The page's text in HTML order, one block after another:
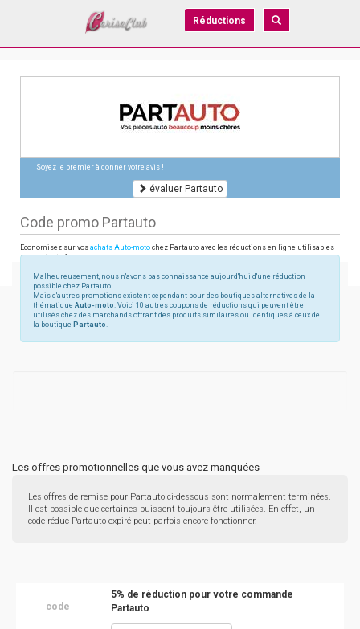
Réductions
Soyez le premier à donner votre avis !
évaluer Partauto
Code promo Partauto
Economisez sur vos achats Auto-moto chez Partauto avec les réductions en ligne utilisables
sur partauto.fr
Malheureusement, nous n'avons pas connaissance aujourd'hui d'une réduction
possible chez Partauto.
Mais d'autres promotions existent cependant pour des boutiques alternatives de la
thématique Auto-moto. Voici 10 autres coupons de réductions qui peuvent être
utilisés chez des marchands offrant des produits similaires ou identiques à ceux de
la boutique Partauto.
Les offres promotionnelles que vous avez manquées
Les offres de remise pour Partauto ci-dessous sont normalement terminées.
Il est possible que certaines puissent toujours être utilisées. En effet, un
code réduc Partauto expiré peut parfois encore fonctionner.
code
5% de réduction pour votre commande
Partauto